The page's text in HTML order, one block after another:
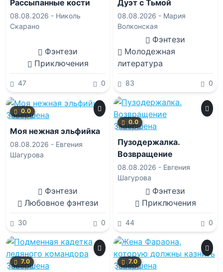
Рассыпанные кости
08.08.2026 - Николь
Скарано
Фэнтези
Приключения
47 0
Дуэт с Тьмой
08.08.2026 - Мария
Волконская
Фэнтези
Молодежная
литература
83 0
Завершена
0.0
Моя нежная эльфийка
08.08.2026 - Евгения
Шагурова
Фэнтези
Любовное фэнтези
30 0
Завершена
0.0
Пузодержалка.
Возвращение
08.08.2026 - Евгения
Шагурова
Фэнтези
Приключения
44 0
Завершена
7.0 Завершена
7.0